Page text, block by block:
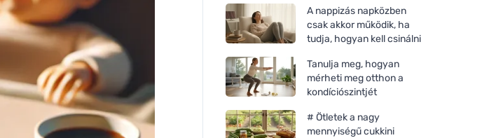
A nappizás napközben
csak akkor működik, ha
tudja, hogyan kell csinálni
Tanulja meg, hogyan
mérheti meg otthon a
kondíciószintjét
# Ötletek a nagy
mennyiségű cukkini